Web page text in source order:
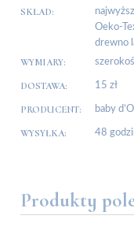
SKŁAD:
Oeko-
drewno
WYMIARY:
DOSTAWA: 15 zł
PRODUCENT: baby
WYSYŁKA: 48
Produkty